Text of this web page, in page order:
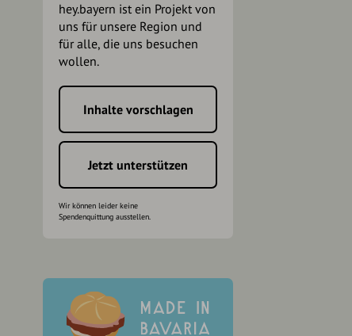
hey.bayern ist ein Projekt von
uns für unsere Region und
für alle, die uns besuchen
wollen.
Inhalte vorschlagen
Jetzt unterstützen
Wir können leider keine
Spendenquittung ausstellen.